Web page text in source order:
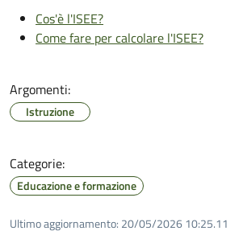
Cos'è l'ISEE?
Come fare per calcolare l'ISEE?
Argomenti:
Istruzione
Categorie:
Educazione e formazione
Ultimo aggiornamento: 20/05/2026 10:25.11